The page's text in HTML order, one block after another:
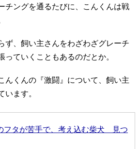
チングを通るたびに、こんくんは戦
ず、飼い主さんをわざわざグレーチ
っていくこともあるのだとか。
んくんの『激闘』について、飼い主
ます。
フタが苦手で、考え込む柴犬 見つ